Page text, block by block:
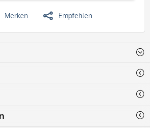
Merken Empfehlen